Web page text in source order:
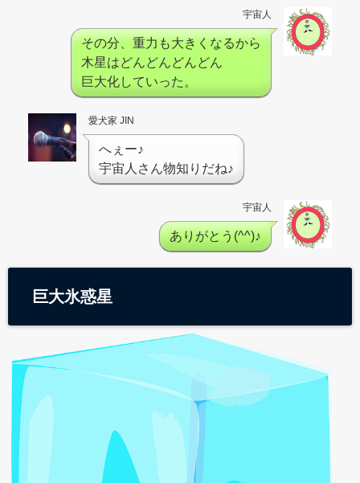
宇宙人
その分、重力も大きくなるから
木星はどんどんどんどん
巨大化していった。
愛犬家 JIN
へぇー♪
宇宙人さん物知りだね♪
宇宙人
ありがとう(^^)♪
巨大氷惑星